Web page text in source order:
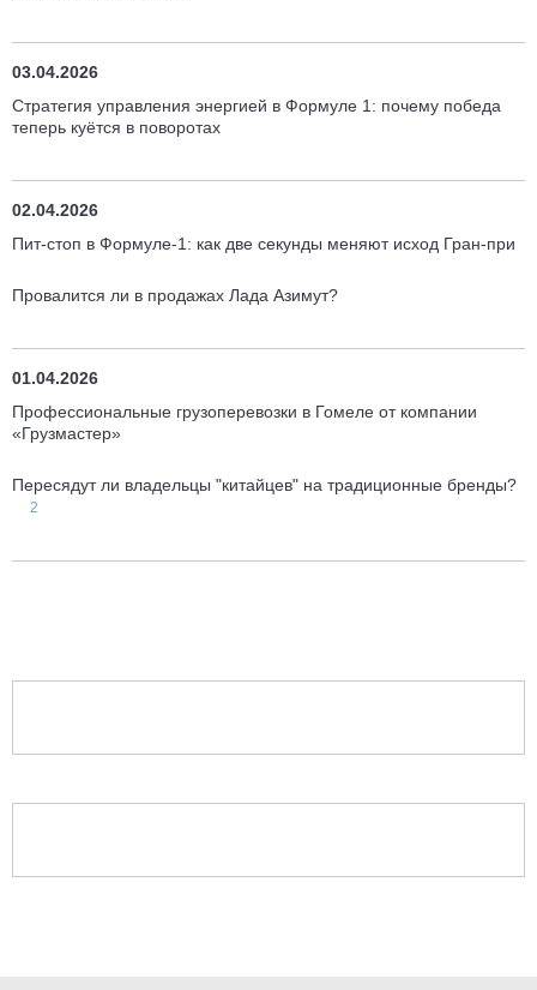
03.04.2026
Стратегия управления энергией в Формуле 1: почему победа
теперь куётся в поворотах
02.04.2026
Пит-стоп в Формуле-1: как две секунды меняют исход Гран-при
Провалится ли в продажах Лада Азимут?
01.04.2026
Профессиональные грузоперевозки в Гомеле от компании
«Грузмастер»
Пересядут ли владельцы "китайцев" на традиционные бренды?
2